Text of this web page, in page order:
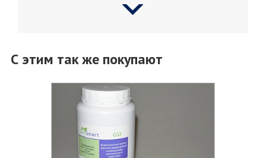
С этим так же покупают